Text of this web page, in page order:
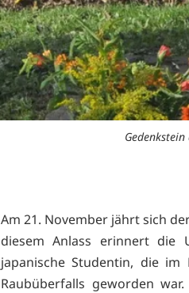
Am 21. November jährt sich
diesem Anlass erinnert die
japanische Studentin, die
Raubüberfalls geworden